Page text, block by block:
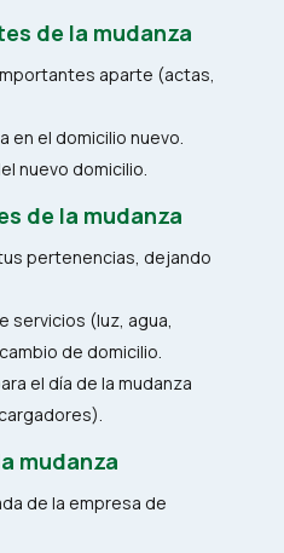
de la mudanza
aparte (actas,
en el domicilio nuevo.
nuevo domicilio.
de la mudanza
pertenencias, dejando
servicios (luz, agua,
de domicilio.
el día de la mudanza
mudanza
de la empresa de